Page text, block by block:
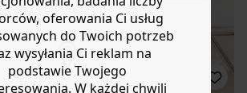
oferowania Ci usług
do Twoich potrzeb
wysyłania Ci reklam na
podstawie Twojego
W każdej chwili